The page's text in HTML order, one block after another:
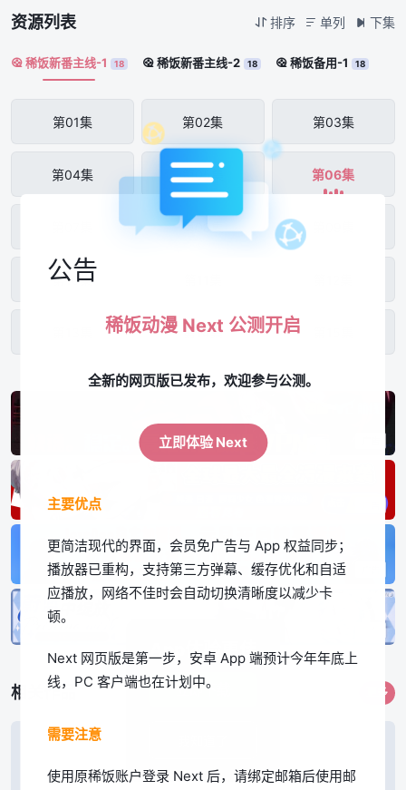
App体验更佳
立即下载
资源列表  排序  单列  下集
 稀饭新番主线-1 18  稀饭新番主线-2 18  稀饭备用-1 18
第01集 第02集 第03集
第04集 第05集 第06集
第08集
第10集
第14集
第16集 第17集
相关作品 更多
公告
稀饭动漫 Next 公测开启
全新的网页版已发布，欢迎参与公测。
立即体验 Next
主要优点
更简洁现代的界面，会员免广告与 App 权益同步；
播放器已重构，支持第三方弹幕、缓存优化和自适
应播放，网络不佳时会自动切换清晰度以减少卡
顿。
Next 网页版是第一步，安卓 App 端预计今年年底上
线，PC 客户端也在计划中。
需要注意
使用原稀饭账户登录 Next 后，请绑定邮箱后使用邮